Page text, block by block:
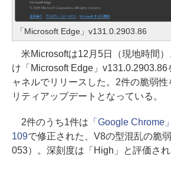
「Microsoft Edge」v131.0.2903.86
米Microsoftは12月5日（現地時間）
け「Microsoft Edge」v131.0.2903.86
ャネルでリリースした。2件の脆弱性
リティアップデートとなっている。
2件のうち1件は 「Google Chrome
109で修正された、V8の型混乱の脆
053）。深刻度は「High」と評価され